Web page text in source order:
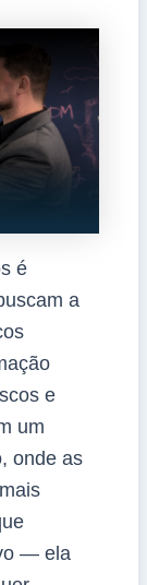
é
a
e
um
onde as
— ela